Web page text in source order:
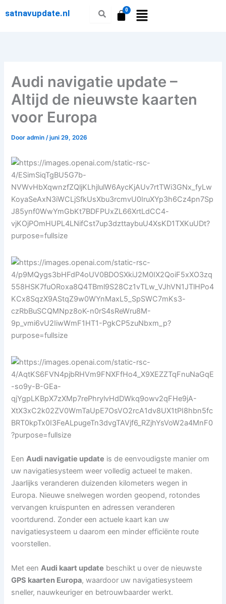
naar
satnavupdate.nl
Audi navigatie update –
Altijd de nieuwste kaarten
voor Europa
Dooradmin /juni 29, 2026
EenAudi navigatie update is de eenvoudigste manier om
uw navigatiesysteem weer volledig actueel te maken.
Jaarlijks veranderen duizenden kilometers wegen in
Europa. Nieuwe snelwegen worden geopend, rotondes
vervangen kruispunten en adressen veranderen
voortdurend. Zonder een actuele kaart kan uw
navigatiesysteem u daarom een minder efficiënte route
voorstellen.
Met eenAudi kaart update beschikt u over de nieuwste
GPS kaarten Europa, waardoor uw navigatiesysteem
sneller, nauwkeuriger en betrouwbaarder werkt.